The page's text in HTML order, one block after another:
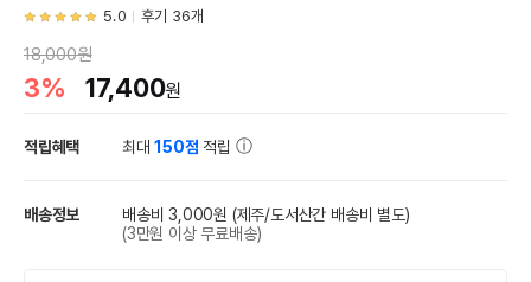
5.0 후기 36개
18,000원
3% 17,400원
적립혜택 최대150점 적립
배송정보 배송비 3,000원 (제주/도서산간 배송비 별도)
(3만원 이상 무료배송)